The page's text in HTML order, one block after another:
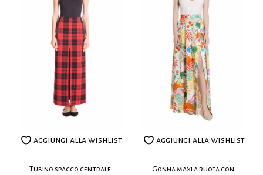
100% VI
Lavaggio:
Si consiglia di stirare al rovescio
100% Made in Italy
alcuni articoli sono già disponibili in
magazzino per una spedizione immediata.
Non è possibile effettuare il reso su articoli
realizzati su misura.
Leggi le nostre politiche dei resi
aggiungi alla wishlist
Tubino spacco centrale
aggiungi alla wishlist
Gonna maxi a ruota con